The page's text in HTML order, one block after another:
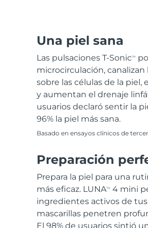
Una piel sana
Las pulsaciones T-SonicTM
microcirculación,
sobre las células de la piel,
y aumentan el drenaje
usuarios declaró sentir la
96% la piel más sana.
Basado en ensayos clínicos de
Preparación
Prepara la piel para una
más eficaz. LUNATM
4 mini
ingredientes activos de
mascarillas penetren
El 98% de usuarios sintió
FAQ™ productos
All anti-aging
All LED treatments
FAQ™ products
All toning treatments
Professional IPL hair
PEACH™ 2
IPL hair removal
PEACH™ 2 go
PEACH™ Cooling
Cooling IPL hair
Microcurrent body
LUNA™ 4 body
Massaging body brush
Tratamiento contra el
acné
ESPADA™ 2 plus
Recurring acne LED
ESPADA™ 2
Acne treatment device
ESPADA™
Concentrated acne gel
Dispositivos
BEAR™ 2 eyes &
Microcurrent line
IRIS™ 2
Rejuvenating eye
Cuidado para los
Advanced eye care
Dispositivos para
Cuidado de los poros
KIWI™ derma
KIWI™
Blackhead remover
LUNA™ 4 hair
FLIP™ play
LED light hairbrush
LUNA™ Dual-
Blanqueamiento
dental
issa™ Teeth
Dual LED + sonic
MÁS